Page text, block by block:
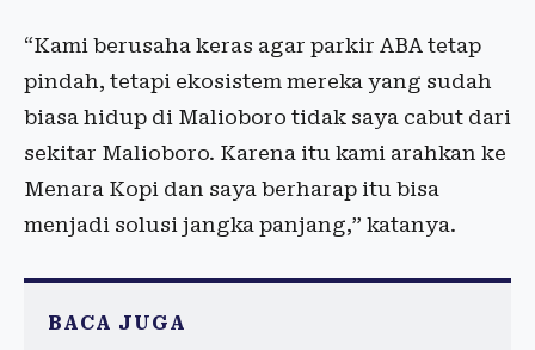
“Kami berusaha keras agar parkir ABA tetap
pindah, tetapi ekosistem mereka yang sudah
biasa hidup di Malioboro tidak saya cabut dari
sekitar Malioboro. Karena itu kami arahkan ke
Menara Kopi dan saya berharap itu bisa
menjadi solusi jangka panjang,” katanya.
BACA JUGA